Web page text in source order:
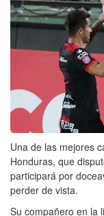
Una de las mejores
Honduras, que
participará por
perder de vista.
Su compañero en la